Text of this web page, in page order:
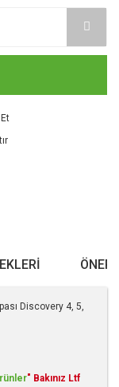
Discovery 4, 5,
" Bakınız Ltf